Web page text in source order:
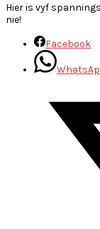
Hier is vyf
nie!
Facebook